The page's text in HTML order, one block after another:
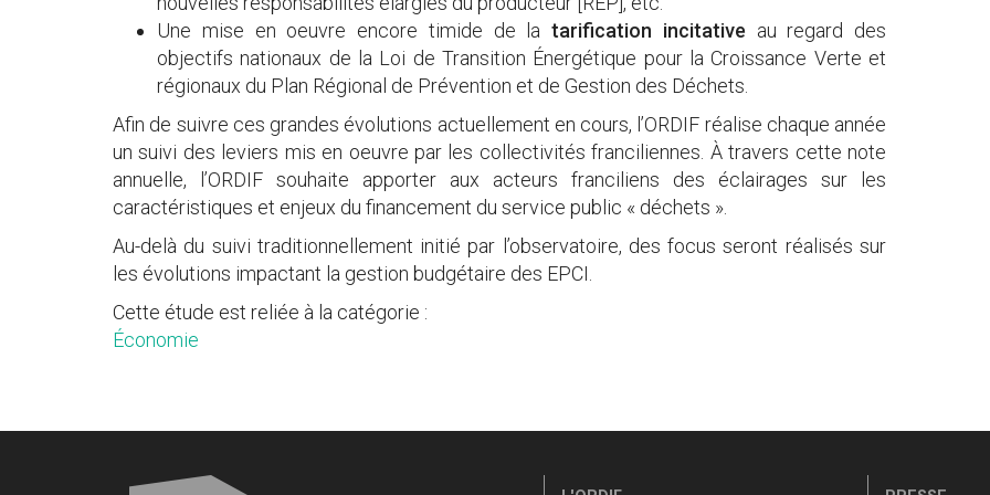
Une mise en oeuvre encore timide de la tarification incitative au regard des
objectifs nationaux de la Loi de Transition Énergétique pour la Croissance Verte et
régionaux du Plan Régional de Prévention et de Gestion des Déchets.
Afin de suivre ces grandes évolutions actuellement en cours, l’ORDIF réalise chaque année
un suivi des leviers mis en oeuvre par les collectivités franciliennes. À travers cette note
annuelle, l’ORDIF souhaite apporter aux acteurs franciliens des éclairages sur les
caractéristiques et enjeux du financement du service public « déchets ».
Au-delà du suivi traditionnellement initié par l’observatoire, des focus seront réalisés sur
les évolutions impactant la gestion budgétaire des EPCI.
Cette étude est reliée à la catégorie :
Économie